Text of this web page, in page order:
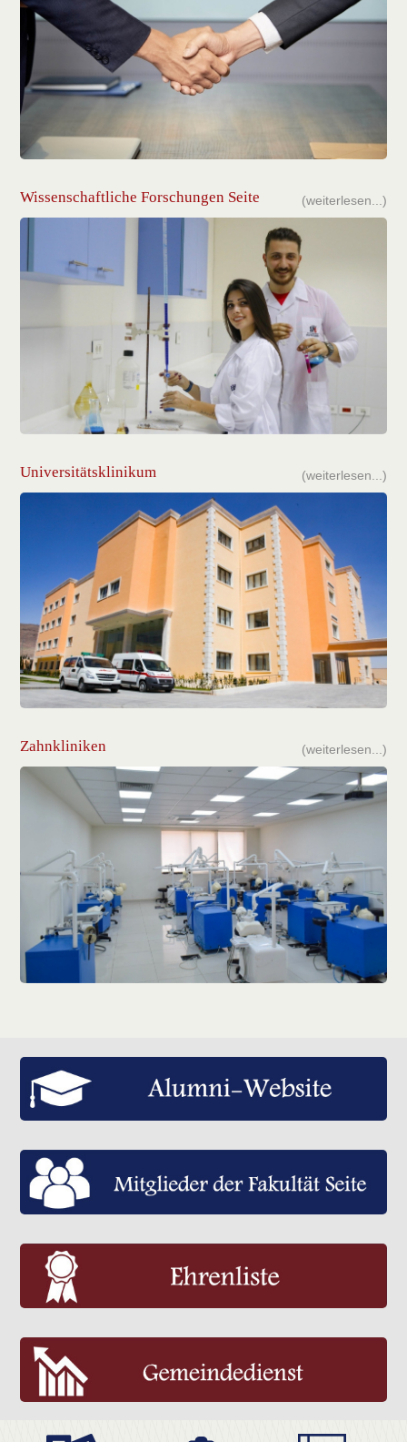
Wissenschaftliche Forschungen Seite (weiterlesen...)
Universitätsklinikum (weiterlesen...)
Zahnkliniken (weiterlesen...)